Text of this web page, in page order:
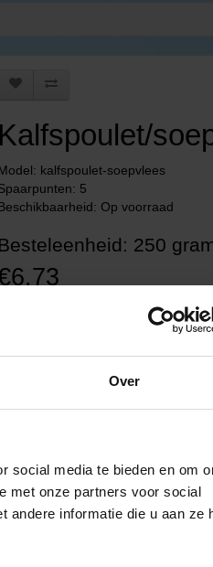
Over
social media te bieden en om
met onze partners voor social
andere informatie die u aan ze
Kalfspoulet/
kalfspoulet-soepvlees
5
Op voorraad
Besteleenheid: 250
JP Puurvlees